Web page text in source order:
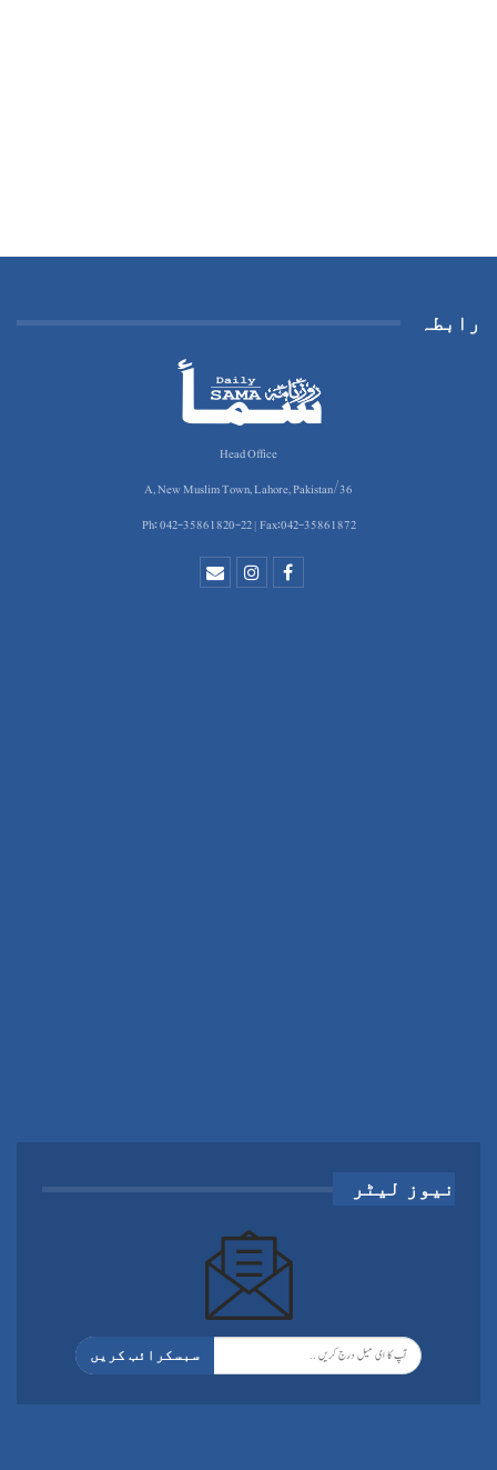
رابطہ
Head Office
36/A, New Muslim Town, Lahore, Pakistan
Ph: 042-35861820-22 | Fax:042-35861872
نیوز لیٹر
سبسکرائب کریں